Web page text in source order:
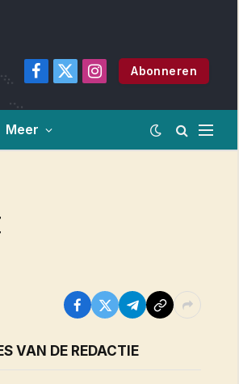
Facebook
X
Instagram
Abonneren
Meer
VAN DE REDACTIE